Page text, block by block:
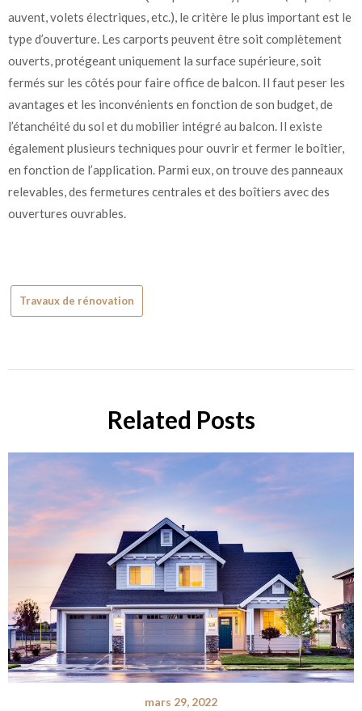
auvent, volets électriques, etc.), le critère le plus important est le
type d’ouverture. Les carports peuvent être soit complètement
ouverts, protégeant uniquement la surface supérieure, soit
fermés sur les côtés pour faire office de balcon. Il faut peser les
avantages et les inconvénients en fonction de son budget, de
l’étanchéité du sol et du mobilier intégré au balcon. Il existe
également plusieurs techniques pour ouvrir et fermer le boîtier,
en fonction de l’application. Parmi eux, on trouve des panneaux
relevables, des fermetures centrales et des boîtiers avec des
ouvertures ouvrables.
Travaux de rénovation
Related Posts
mars 29, 2022